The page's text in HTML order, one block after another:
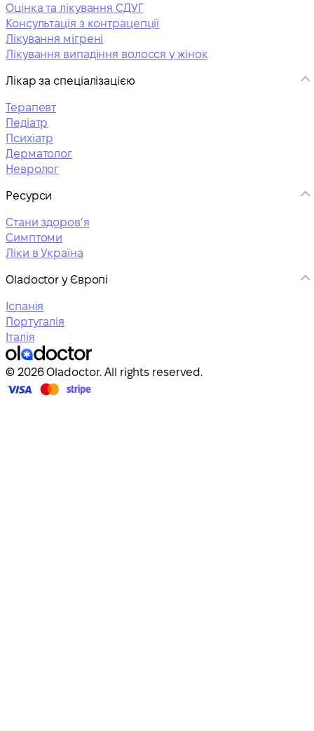
Оцінка та лікування СДУГ
Консультація з контрацепції
Лікування мігрені
Лікування випадіння волосся у жінок
Лікар за спеціалізацією
Терапевт
Педіатр
Психіатр
Дерматолог
Невролог
Ресурси
Стани здоровʼя
Симптоми
Ліки в Україна
Oladoctor у Європі
Іспанія
Португалія
Італія
© 2026 Oladoctor. All rights reserved.